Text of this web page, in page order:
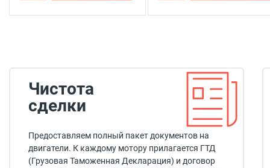
Чистота
сделки
Предоставляем полный пакет документов на
двигатели. К каждому мотору прилагается ГТД
(Грузовая Таможенная Декларация) и договор